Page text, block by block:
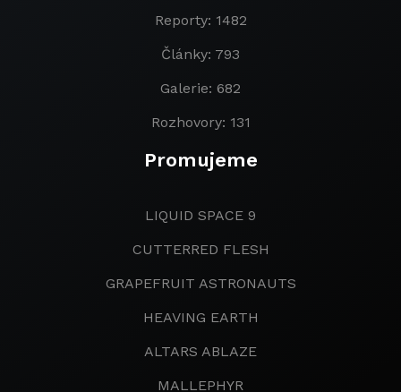
Reporty: 1482
Články: 793
Galerie: 682
Rozhovory: 131
Promujeme
LIQUID SPACE 9
CUTTERRED FLESH
GRAPEFRUIT ASTRONAUTS
HEAVING EARTH
ALTARS ABLAZE
MALLEPHYR